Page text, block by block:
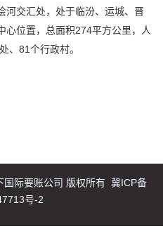
河交汇处，处于临汾、运城、晋
心位置，总面积274平方公里，人
、81个行政村。
际要账公司 版权所有 冀ICP备
号-2